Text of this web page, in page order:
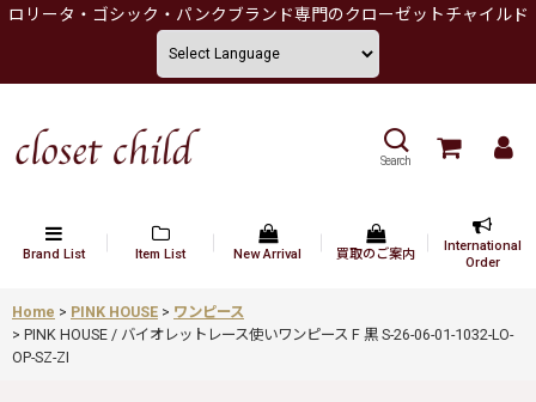
ロリータ・ゴシック・パンクブランド専門のクローゼットチャイルド
Search
Brand List Item List New Arrival 買取のご案内
International
Order
Home > PINK HOUSE > ワンピース
> PINK HOUSE / バイオレットレース使いワンピース F 黒 S-26-06-01-1032-LO-
OP-SZ-ZI